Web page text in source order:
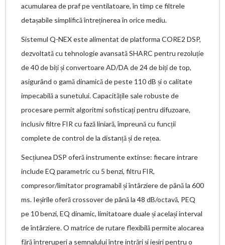
acumularea de praf pe ventilatoare, în timp ce filtrele
detașabile simplifică întreținerea în orice mediu.
Sistemul Q-NEX este alimentat de platforma CORE2 DSP,
dezvoltată cu tehnologie avansată SHARC pentru rezoluție
de 40 de biți și convertoare AD/DA de 24 de biți de top,
asigurând o gamă dinamică de peste 110 dB și o calitate
impecabilă a sunetului. Capacitățile sale robuste de
procesare permit algoritmi sofisticați pentru difuzoare,
inclusiv filtre FIR cu fază liniară, împreună cu funcții
complete de control de la distanță și de rețea.
Secțiunea DSP oferă instrumente extinse: fiecare intrare
include EQ parametric cu 5 benzi, filtru FIR,
compresor/limitator programabil și întârziere de până la 600
ms. Ieșirile oferă crossover de până la 48 dB/octavă, PEQ
pe 10 benzi, EQ dinamic, limitatoare duale și același interval
de întârziere. O matrice de rutare flexibilă permite alocarea
fără întreruperi a semnalului între intrări și ieșiri pentru o